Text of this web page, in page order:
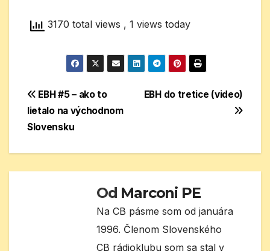
3170 total views , 1 views today
Navigácia
v
článku
EBH do tretice (video)
EBH #5 – ako to
lietalo na východnom
Slovensku
Od Marconi PE
Na CB pásme som od januára
1996. Členom Slovenského
CB rádioklubu som sa stal v